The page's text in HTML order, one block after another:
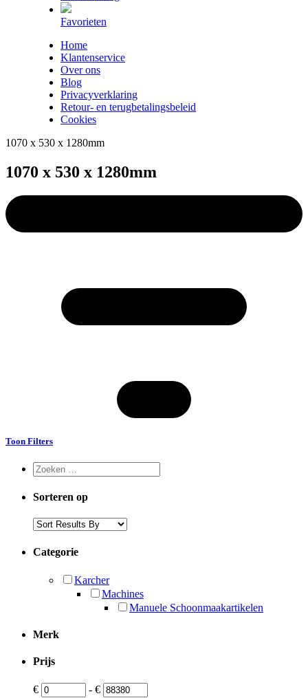
Favorieten
Home
Klantenservice
Over ons
Blog
Privacyverklaring
Retour- en terugbetalingsbeleid
Cookies
1070 x 530 x 1280mm
1070 x 530 x 1280mm
Toon Filters
Sorteren op
Categorie
Karcher
Machines
Manuele Schoonmaakartikelen
Merk
Prijs
€ - €